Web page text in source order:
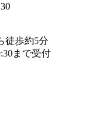
徒歩約5分
まで受付